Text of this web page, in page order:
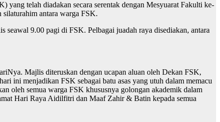
yang telah diadakan secara serentak dengan Mesyuarat Fakulti ke-
silaturahim antara warga FSK.
9.00 pagi di FSK. Pelbagai juadah raya disediakan, antara
Majlis diteruskan dengan ucapan aluan oleh Dekan FSK,
ini menjadikan FSK sebagai batu asas yang utuh dalam memacu
oleh semua warga FSK khususnya golongan akademik dalam
Hari Raya Aidilfitri dan Maaf Zahir & Batin kepada semua